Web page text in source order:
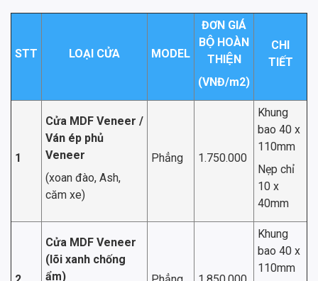
STT LOẠI CỬA MODEL
ĐƠN GIÁ
BỘ HOÀN
THIỆN
(VNĐ/m2)
CHI
TIẾT
1
Cửa MDF Veneer /
Ván ép phủ
Veneer
(xoan đào, Ash,
căm xe)
Phẳng 1.750.000
Khung
bao 40 x
110mm
Nẹp chỉ
10 x
40mm
Cửa MDF Veneer
(lõi xanh chống
ẩm)
Khung
bao 40 x
110mm